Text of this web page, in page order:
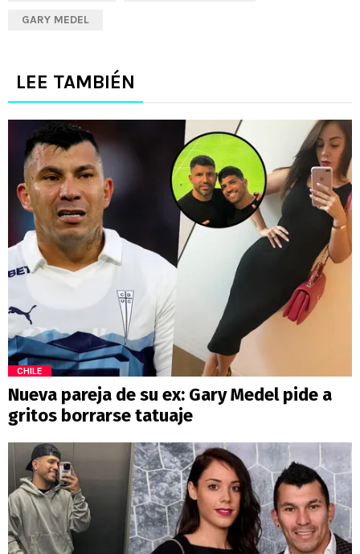
GARY MEDEL
LEE TAMBIÉN
CHILE
Nueva pareja de su ex: Gary Medel pide a
gritos borrarse tatuaje